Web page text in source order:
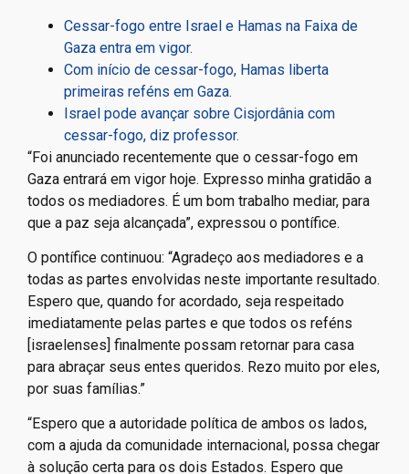
Cessar-fogo entre Israel e Hamas na Faixa de
Gaza entra em vigor.
Com início de cessar-fogo, Hamas liberta
primeiras reféns em Gaza.
Israel pode avançar sobre Cisjordânia com
cessar-fogo, diz professor.
“Foi anunciado recentemente que o cessar-fogo em
Gaza entrará em vigor hoje. Expresso minha gratidão a
todos os mediadores. É um bom trabalho mediar, para
que a paz seja alcançada”, expressou o pontífice.
O pontífice continuou: “Agradeço aos mediadores e a
todas as partes envolvidas neste importante resultado.
Espero que, quando for acordado, seja respeitado
imediatamente pelas partes e que todos os reféns
[israelenses] finalmente possam retornar para casa
para abraçar seus entes queridos. Rezo muito por eles,
por suas famílias.”
“Espero que a autoridade política de ambos os lados,
com a ajuda da comunidade internacional, possa chegar
à solução certa para os dois Estados. Espero que